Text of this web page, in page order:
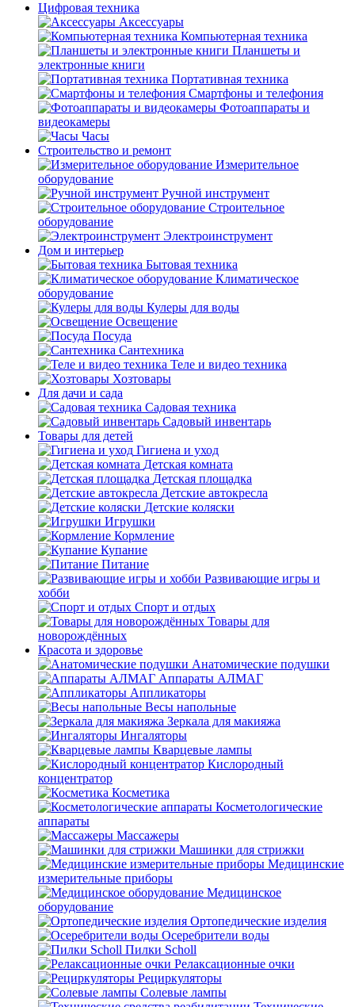
Цифровая техника
Аксессуары
Компьютерная техника
Планшеты и
электронные книги
Портативная техника
Смартфоны и телефония
Фотоаппараты и
видеокамеры
Часы
Строительство и ремонт
Измерительное
оборудование
Ручной инструмент
Строительное
оборудование
Электроинструмент
Дом и интерьер
Бытовая техника
Климатическое
оборудование
Кулеры для воды
Освещение
Посуда
Сантехника
Теле и видео техника
Хозтовары
Для дачи и сада
Садовая техника
Садовый инвентарь
Товары для детей
Гигиена и уход
Детская комната
Детская площадка
Детские автокресла
Детские коляски
Игрушки
Кормление
Купание
Питание
Развивающие игры и
хобби
Спорт и отдых
Товары для
новорождённых
Красота и здоровье
Анатомические подушки
Аппараты АЛМАГ
Аппликаторы
Весы напольные
Зеркала для макияжа
Ингаляторы
Кварцевые лампы
Кислородный
концентратор
Косметика
Косметологические
аппараты
Массажеры
Машинки для стрижки
Медицинские
измерительные приборы
Медицинское
оборудование
Ортопедические изделия
Осеребрители воды
Пилки Scholl
Релаксационные очки
Рециркуляторы
Солевые лампы